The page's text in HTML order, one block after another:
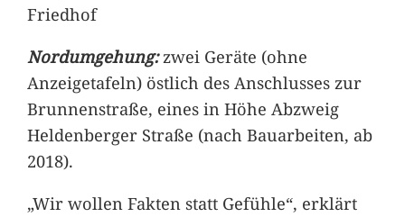
Friedhof
Nordumgehung:zwei Geräte (ohne
Anzeigetafeln) östlich des Anschlusses zur
Brunnenstraße, eines in Höhe Abzweig
Heldenberger Straße (nach Bauarbeiten, ab
2018).
„Wir wollen Fakten statt Gefühle“, erklärt